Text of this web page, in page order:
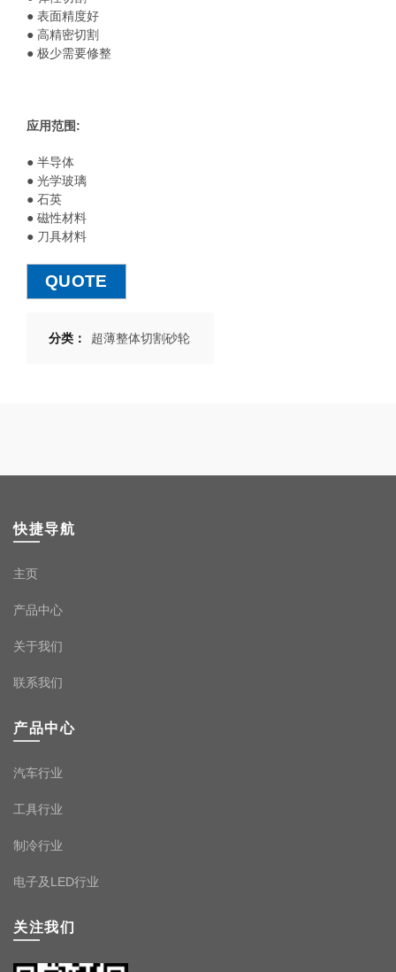
● 表面精度好
● 高精密切割
● 极少需要修整
应用范围:
● 半导体
● 光学玻璃
● 石英
● 磁性材料
● 刀具材料
QUOTE
分类： 超薄整体切割砂轮
快捷导航
主页
产品中心
关于我们
联系我们
产品中心
汽车行业
工具行业
制冷行业
电子及LED行业
关注我们